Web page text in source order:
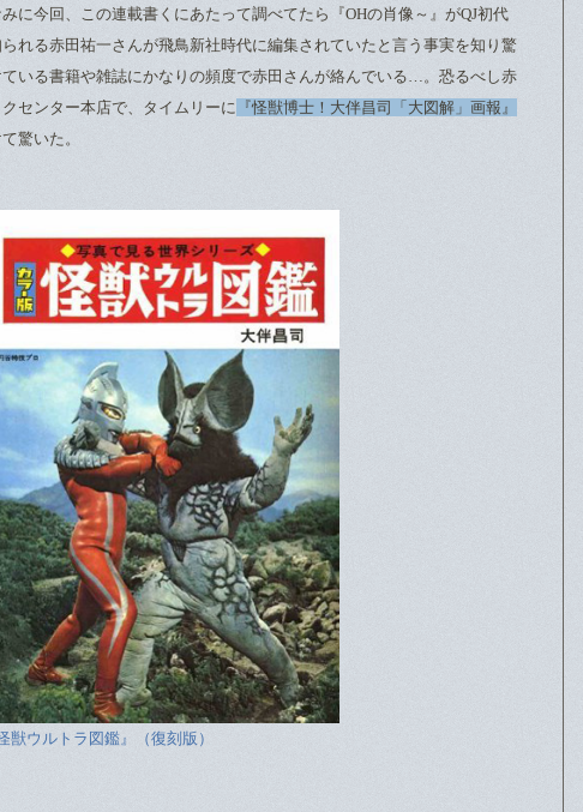
に今回、この連載書くにあたって調べてたら『OHの肖像～』がQJ初代
れる赤田祐一さんが飛鳥新社時代に編集されていたと言う事実を知り驚
いる書籍や雑誌にかなりの頻度で赤田さんが絡んでいる…。恐るべし赤
センター本店で、タイムリーに
『怪獣博士！大伴昌司「大図解」画報』
驚いた。
獣ウルトラ図鑑』（復刻版）